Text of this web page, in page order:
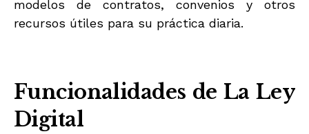
modelos de contratos, convenios y otros
recursos útiles para su práctica diaria.
Funcionalidades de La Ley
Digital